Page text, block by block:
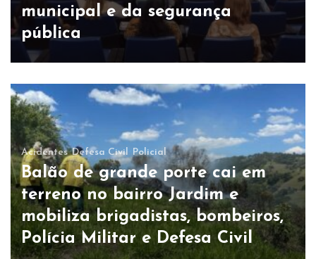
municipal e da segurança
pública
Acidentes Defesa Civil Policial
Balão de grande porte cai em
terreno no bairro Jardim e
mobiliza brigadistas, bombeiros,
Polícia Militar e Defesa Civil